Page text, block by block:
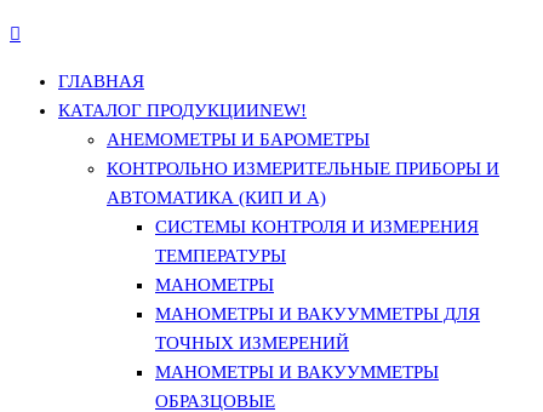
ГЛАВНАЯ
КАТАЛОГ ПРОДУКЦИИNEW!
АНЕМОМЕТРЫ И БАРОМЕТРЫ
КОНТРОЛЬНО ИЗМЕРИТЕЛЬНЫЕ ПРИБОРЫ И
АВТОМАТИКА (КИП И А)
СИСТЕМЫ КОНТРОЛЯ И ИЗМЕРЕНИЯ
ТЕМПЕРАТУРЫ
МАНОМЕТРЫ
МАНОМЕТРЫ И ВАКУУММЕТРЫ ДЛЯ
ТОЧНЫХ ИЗМЕРЕНИЙ
МАНОМЕТРЫ И ВАКУУММЕТРЫ
ОБРАЗЦОВЫЕ